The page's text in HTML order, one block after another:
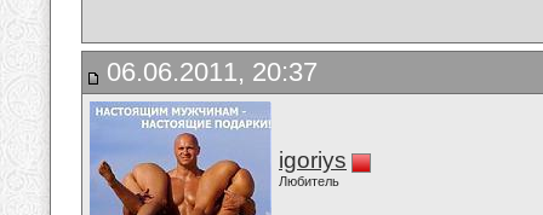
06.06.2011, 20:37
igoriys
Любитель